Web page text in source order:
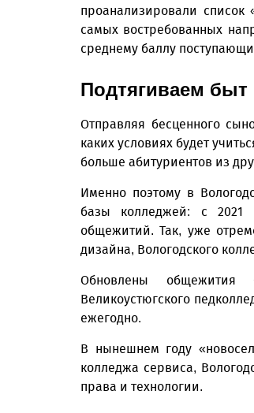
проанализировали список
самых востребованных
среднему баллу
Подтягиваем быт
Отправляя бесценного
каких условиях будет
больше абитуриентов из
Именно поэтому в
базы колледжей: с 2021
общежитий. Так, уже
дизайна, Вологодского
Обновлены общежития
Великоустюгского
ежегодно.
В нынешнем году
колледжа сервиса,
права и технологии.